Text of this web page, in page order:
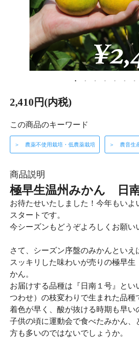
2,410円(内税)
この商品のキーワード
＞ 農薬不使用栽培・低農薬栽培 ＞ 農音生
商品説明
極早生温州みかん 日
お待たせいたしました！今年もいよ
スタートです。
今シーズンもどうぞよろしくお願い
さて、シーズン序盤のみかんといえ
スッキリした味わいが売りの極早生
かん。
お届けする品種は『日南１号』とい
つわせ）の枝変わりで生まれた品種
着色が早く、酸が抜ける時期も早い
子供の頃に運動会で食べたみかん、
方も多いのではないでしょうか。